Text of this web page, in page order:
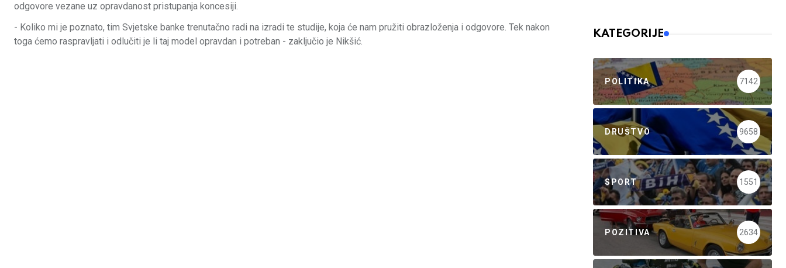
odgovore vezane uz opravdanost pristupanja koncesiji.
- Koliko mi je poznato, tim Svjetske banke trenutačno radi na izradi te studije, koja će nam pružiti obrazloženja i odgovore. Tek nakon
toga ćemo raspravljati i odlučiti je li taj model opravdan i potreban - zaključio je Nikšić.
KATEGORIJE
POLITIKA 7142
DRUŠTVO 9658
SPORT 1551
POZITIVA 2634